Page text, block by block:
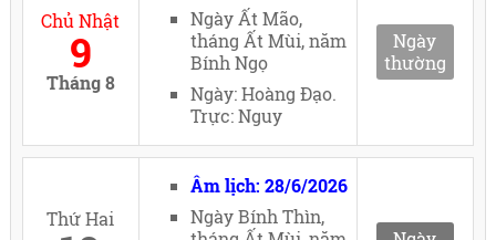
Chủ Nhật
9
Tháng 8
Ngày Ất Mão,
tháng Ất Mùi, năm
Bính Ngọ
Ngày: Hoàng Đạo.
Trực: Nguy
Ngày
thường
Thứ Hai
Âm lịch: 28/6/2026
Ngày Bính Thìn,